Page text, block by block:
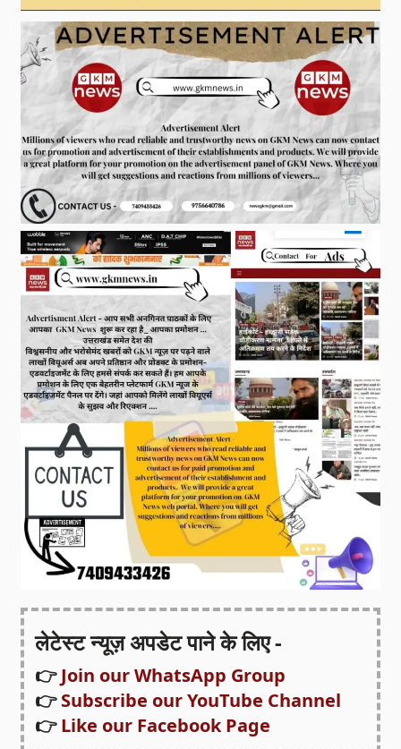
लेटेस्ट न्यूज़ अपडेट पाने के लिए -
👉Join our WhatsApp Group
👉Subscribe our YouTube Channel
👉Like our Facebook Page